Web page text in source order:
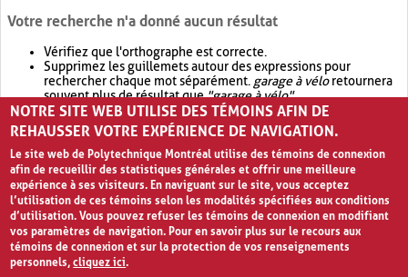
Votre recherche n'a donné aucun résultat
Vérifiez que l'orthographe est correcte.
Supprimez les guillemets autour des expressions pour
rechercher chaque mot séparément. garage à véloretournera
souvent plus de résultat que"garage à vélo".
Envisagez d'élargir votre recherche avec OR.garage OR vélo
retournera souvent plus de résultat quegarage à vélo
NOTRE SITE WEB UTILISE DES TÉMOINS AFIN DE
REHAUSSER VOTRE EXPÉRIENCE DE NAVIGATION.
Le site web de Polytechnique Montréal utilise des témoins de connexion
afin de recueillir des statistiques générales et offrir une meilleure
expérience à ses visiteurs. En naviguant sur le site, vous acceptez
l’utilisation de ces témoins selon les modalités spécifiées aux conditions
d’utilisation. Vous pouvez refuser les témoins de connexion en modifiant
vos paramètres de navigation. Pour en savoir plus sur le recours aux
témoins de connexion et sur la protection de vos renseignements
personnels,cliquez ici.